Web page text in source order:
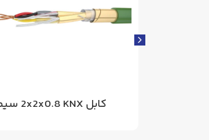
کابل 2x2x0.8 KNX سیمکو